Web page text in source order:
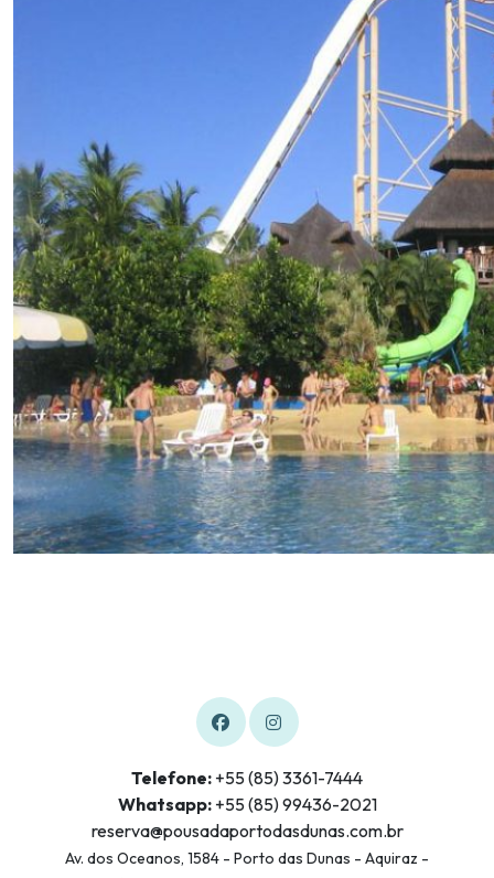
Telefone: +55 (85) 3361-7444
Whatsapp:+55 (85) 99436-2021
reserva@pousadaportodasdunas.com.br
Av. dos Oceanos, 1584 - Porto das Dunas - Aquiraz -